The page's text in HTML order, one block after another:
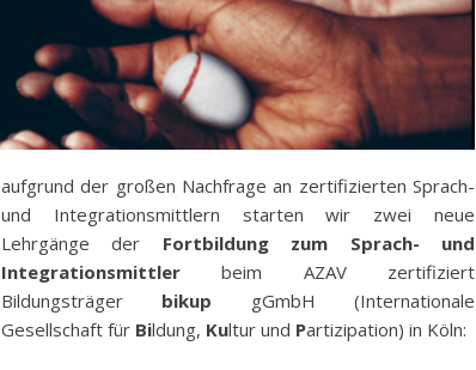
aufgrund der großen Nachfrage an zertifizierten Sprach-
und Integrationsmittlern starten wir zwei neue
Lehrgänge der Fortbildung zum Sprach- und
Integrationsmittler beim AZAV zertifiziert
Bildungsträger bikup gGmbH (Internationale
Gesellschaft für Bildung, Kultur und Partizipation) in Köln: